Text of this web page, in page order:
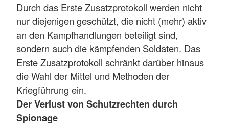
Durch das Erste Zusatzprotokoll werden nicht
nur diejenigen geschützt, die nicht (mehr) aktiv
an den Kampfhandlungen beteiligt sind,
sondern auch die kämpfenden Soldaten. Das
Erste Zusatzprotokoll schränkt darüber hinaus
die Wahl der Mittel und Methoden der
Kriegführung ein.
Der Verlust von Schutzrechten durch
Spionage